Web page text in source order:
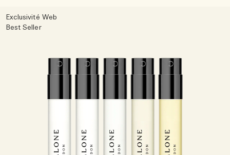
Exclusivité Web
Best Seller